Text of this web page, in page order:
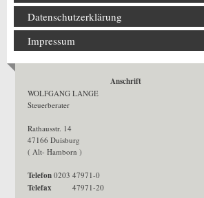
Datenschutzerklärung
Impressum
Anschrift
WOLFGANG LANGE
Steuerberater
Rathausstr. 14
47166 Duisburg
( Alt- Hamborn )
Telefon 0203 47971-0
Telefax 47971-20